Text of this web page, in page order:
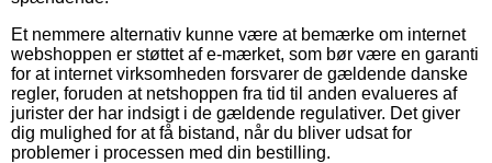
Et nemmere alternativ kunne være at bemærke om internet
webshoppen er støttet af e-mærket, som bør være en garanti
for at internet virksomheden forsvarer de gældende danske
regler, foruden at netshoppen fra tid til anden evalueres af
jurister der har indsigt i de gældende regulativer. Det giver
dig mulighed for at få bistand, når du bliver udsat for
problemer i processen med din bestilling.